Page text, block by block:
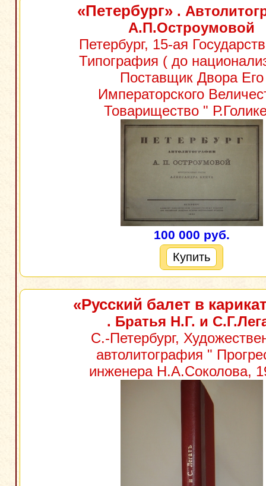
«Петербург».
А.П.Остроумовой
Петербург, 15-ая
Типография ( до
Поставщик Двора Его
Императорского
Товарищество "
100 000 руб.
Купить
«Русский балет в
. Братья Н.Г. и
С.-Петербург,
автолитография "
инженера Н.А.Соколова,